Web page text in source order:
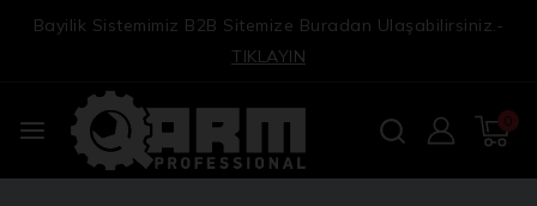
Bayilik Sistemimiz B2B Sitemize Buradan Ulaşabilirsiniz.-
TIKLAYIN
0